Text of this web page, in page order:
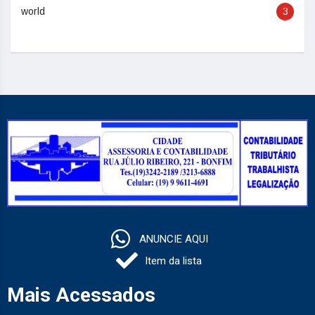
world 3
ANUNCIE AQUI
Item da lista
Mais Acessados